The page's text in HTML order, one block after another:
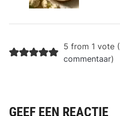
5 from 1 vote (
commentaar)
GEEF EEN REACTIE